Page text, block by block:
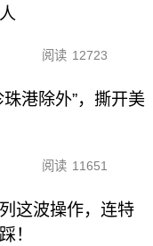
阅读 12723
港除外”，撕开美
阅读 11651
这波操作，连特
！